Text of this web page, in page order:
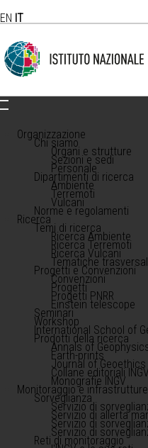
EN IT
Organizzazione
Chi siamo
Organi e strutture
Sezioni e sedi
Personale
Dipartimenti di ricerca
Ambiente
Terremoti
Vulcani
Norme e regolamenti
Ricerca
Temi di ricerca
Ricerca Ambiente
Ricerca Terremoti
Ricerca Vulcani
Tematiche
Progetti e Convenzioni
Convenzioni
Progetti
Progetti PNRR
Einstein telescope
Seminari
Workshop
International School of
Prodotti della ricerca
Annals of
Earth-prints
Journal of
Collane editoriali INGV
Monografie INGV
Monitoraggio e infrastrutture
Sorveglianza
Servizio di
Servizio di allerta
Servizio di
Servizio di
Reti di monitoraggio